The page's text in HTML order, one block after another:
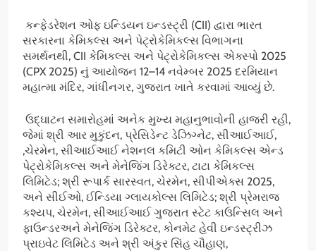
કન્ફેડરેશન ઓફ ઇન્ડિયન ઇન્ડસ્ટ્રી (CII) દ્વારા ભારત
સરકારના કેમિકલ્સ અને પેટ્રોકેમિકલ્સ વિભાગના
સમર્થનથી, CII કેમિકલ્સ અને પેટ્રોકેમિકલ્સ એક્સ્પો 2025
(CPX 2025) નું આયોજન 12–14 નવેમ્બર 2025 દરમિયાન
મહાત્મા મંદિર, ગાંધીનગર, ગુજરાત ખાતે કરવામાં આવ્યું છે.
ઉદ્ઘાટન સમારોહમાં અનેક મુખ્ય મહાનુભાવોની હાજરી રહી,
જેમાં શ્રી આર મુકુંદન, પ્રેસિડેન્ટ ડેઝિગ્નેટ, સીઆઈઆઈ,
,ચેરમેન, સીઆઈઆઈ નેશનલ કમિટી ઓન કેમિકલ્સ એન્ડ
પેટ્રોકેમિકલ્સ અને મેનેજિંગ ડિરેક્ટર, ટાટા કેમિકલ્સ
લિમિટેડ; શ્રી રૂપાર્ક સારસ્વત, ચેરમેન, સીપીએક્સ 2025,
અને સીઈઓ, ઈન્ડિયા ગ્લાયકોલ્સ લિમિટેડ; શ્રી પ્રેમરાજ
કશ્યપ, ચેરમેન, સીઆઈઆઈ ગુજરાત સ્ટેટ કાઉન્સિલ અને
ફાઉન્ડરઅને મેનેજિંગ ડિરેક્ટર, કોનમેટ હેવી ઇન્ડસ્ટ્રીઝ
પ્રાઇવેટ લિમિટેડ અને શ્રી અંકુર સિંહ ચૌહાણ,